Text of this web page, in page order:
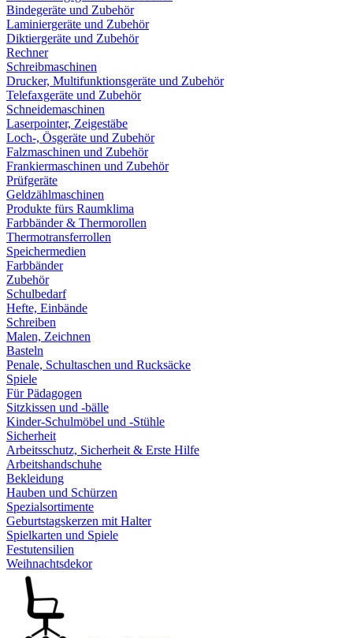
Bindegeräte und Zubehör
Laminiergeräte und Zubehör
Diktiergeräte und Zubehör
Rechner
Schreibmaschinen
Drucker, Multifunktionsgeräte und Zubehör
Telefaxgeräte und Zubehör
Schneidemaschinen
Laserpointer, Zeigestäbe
Loch-, Ösgeräte und Zubehör
Falzmaschinen und Zubehör
Frankiermaschinen und Zubehör
Prüfgeräte
Geldzählmaschinen
Produkte fürs Raumklima
Farbbänder & Thermorollen
Thermotransferrollen
Speichermedien
Farbbänder
Zubehör
Schulbedarf
Hefte, Einbände
Schreiben
Malen, Zeichnen
Basteln
Penale, Schultaschen und Rucksäcke
Spiele
Für Pädagogen
Sitzkissen und -bälle
Kinder-Schulmöbel und -Stühle
Sicherheit
Arbeitsschutz, Sicherheit & Erste Hilfe
Arbeitshandschuhe
Bekleidung
Hauben und Schürzen
Spezialsortimente
Geburtstagskerzen mit Halter
Spielkarten und Spiele
Festutensilien
Weihnachtsdekor